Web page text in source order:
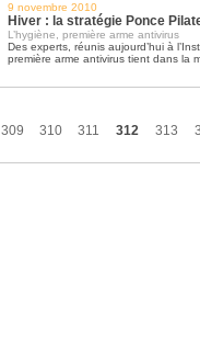
9 novembre 2010
Hiver : la stratégie Ponce
L’hygiène, première arme antivirus
Des experts, réunis aujourd’hui à
première arme antivirus tient dans la
309 310 311 312 313